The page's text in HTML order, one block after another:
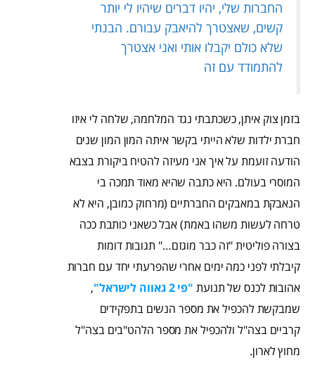
החברות שלי, יהיו דברים שיהיו לי יותר
קשים, שאצטרך להיאבק עבורם. הבנתי
שלא כולם יקבלו אותי ואני אצטרך
להתמודד עם זה
בזמן צוק איתן, כשכתבתי נגד המלחמה, שלחה לי איזו
חברת ילדות שלא הייתי בקשר איתה המון המון שנים
הודעה זועמת על איך אני מעיזה להטיח ביקורת בצבא
המוסרי בעולם. היא כתבה שהיא מאוד תמכה בי
הנאבקת במאבקים החברתיים (מרחוק כמובן, היא לא
טרחה לעשות משהו באמת) אבל כשאני כותבת ככה
בצורה פוליטית "זה כבר מוגזם…" תגובות דומות
קיבלתי לפני כמה ימים אחרי שהפרעתי יחד עם חברות
אהובות לכנס של תנועת "פי 2 גאווה לישראל"
,
שמבקשת להכפיל את מספר הנשים בתפקידים
קרביים בצה"ל ולהכפיל את מספר הלהט"בים בצה"ל
מחוץ לארון.